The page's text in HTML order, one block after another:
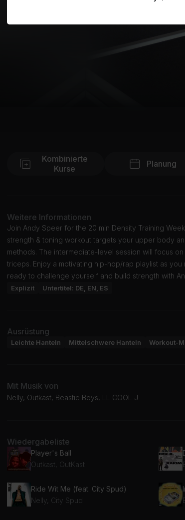
Kombinierte
Kurse
Planung
Weitere Informationen
Join Andy Speer for the 20 min Density Training
strength & toning workout targets your upper body
methods. The intermediate-level session will focus
triceps. Enjoy a motivating hip-hop/rap playlist as
ready to challenge yourself and build strength with
Explizit Untertitel: DE, EN, ES
Ausrüstung
Leichte Hanteln Mittelschwere Hanteln Workout-
Mit Musik von
Nelly, Outkast, Beastie Boys, LL COOL J
Wiedergabeliste
Player's Ball
Outkast, OutKast
Ride Wit Me (feat. City Spud)
Nelly, City Spud